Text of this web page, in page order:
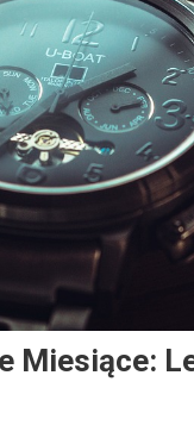
Miesiące: